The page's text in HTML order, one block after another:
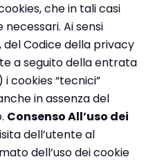
che in tali casi
Ai sensi
del Codice della privacy
a seguito della entrata
i cookies “tecnici”
in assenza del
Consenso All’uso dei
dell’utente al
dell’uso dei cookie